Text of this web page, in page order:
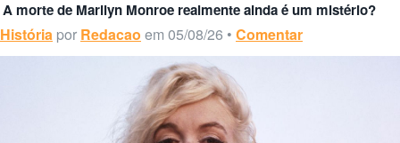
A morte de Marilyn Monroe realmente ainda é um mistério?
História por Redacao em 05/08/26 • Comentar